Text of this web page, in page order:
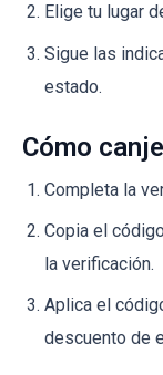
Elige tu lugar
Sigue las
estado.
Cómo
Completa la
Copia el
la verificación.
Aplica el
descuento de